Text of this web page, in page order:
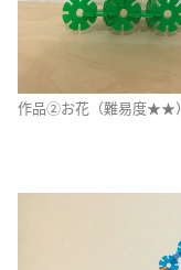
作品②お花（難易度★★）